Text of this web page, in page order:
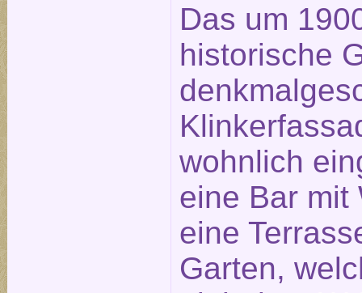
Das um
historische
wohnlich
eine Bar mit
eine
Garten,